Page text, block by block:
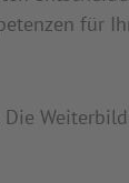
für